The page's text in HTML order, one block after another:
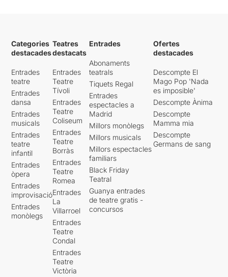
Categories
destacades
Entrades
teatre
Entrades
dansa
Entrades
musicals
Entrades
teatre
infantil
Entrades
òpera
Entrades
improvisació
Entrades
monòlegs
Teatres
destacats
Entrades
Teatre
Tívoli
Entrades
Teatre
Coliseum
Entrades
Teatre
Borràs
Entrades
Teatre
Romea
Entrades
La
Villarroel
Entrades
Teatre
Condal
Entrades
Teatre
Victòria
Entrades
Abonaments
teatrals
Tiquets Regal
Entrades
espectacles a
Madrid
Millors monòlegs
Millors musicals
Millors espectacles
familiars
Black Friday
Teatral
Guanya entrades
de teatre gratis -
concursos
Ofertes
destacades
Descompte El
Mago Pop 'Nada
es imposible'
Descompte Ànima
Descompte
Mamma mia
Descompte
Germans de sang